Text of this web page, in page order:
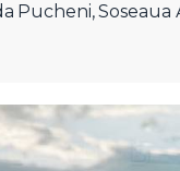
Pucheni,